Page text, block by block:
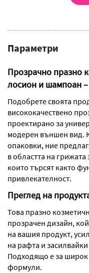
Параметри
Прозрачно празно
лосион и шампоан
Подобрете своята
висококачествено
проектирано за
модерен външен вид.
опаковки, ние
в областта на грижата
които търсят както
привлекателност.
Преглед на
Това празно
прозрачен дизайн,
на вашия продукт,
на рафта и
Подходящо е за широк
формули.